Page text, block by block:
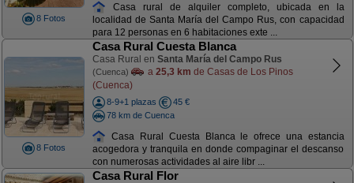
8 Fotos
Casa rural de alquiler completo, ubicada en la
localidad de Santa María del Campo Rus, con capacidad
para 12 personas en 6 habitaciones exte ...
8 Fotos
Casa Rural Cuesta Blanca
Casa Rural en Santa María del Campo Rus
(Cuenca) a 25,3 km de Casas de Los Pinos
(Cuenca)
8-9+1 plazas
45 €
78 km de Cuenca
Casa Rural Cuesta Blanca le ofrece una estancia
acogedora y tranquila en donde compaginar el descanso
con numerosas actividades al aire libr ...
Casa Rural Flor